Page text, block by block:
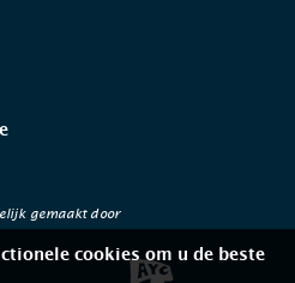
gemaakt door
cookies om u de beste